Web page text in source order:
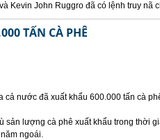
Kevin John Ruggro đã có lệnh truy nã
TẤN CÀ PHÊ
cả nước đã xuất khẩu 600.000 tấn cà
sản lượng cà phê xuất khẩu trong thời
ngoái.